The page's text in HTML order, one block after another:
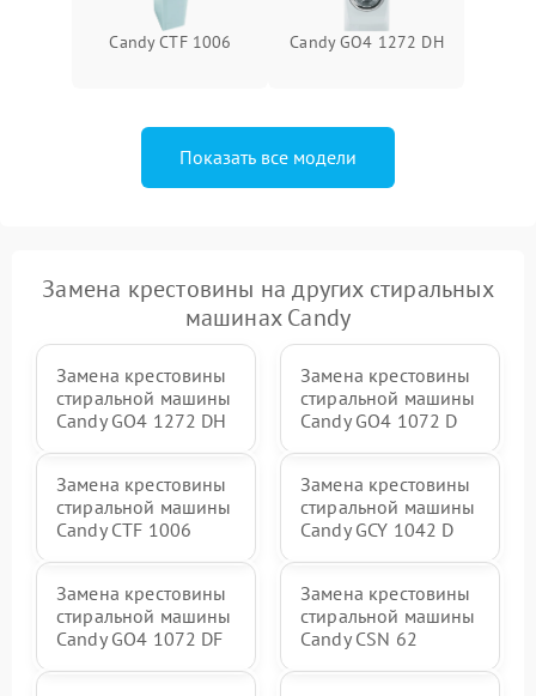
Candy CTF 1006 Candy GO4 1272 DH
Показать все модели
Замена крестовины на других стиральных
машинах Candy
Замена крестовины
стиральной машины
Candy GO4 1272 DH
Замена крестовины
стиральной машины
Candy GO4 1072 D
Замена крестовины
стиральной машины
Candy CTF 1006
Замена крестовины
стиральной машины
Candy GCY 1042 D
Замена крестовины
стиральной машины
Candy GO4 1072 DF
Замена крестовины
стиральной машины
Candy CSN 62